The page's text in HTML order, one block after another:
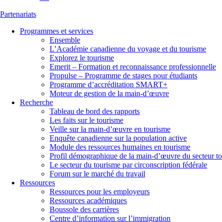
Partenariats
Programmes et services
Ensemble
L’Académie canadienne du voyage et du tourisme
Explorez le tourisme
Emerit – Formation et reconnaissance professionnelle
Propulse – Programme de stages pour étudiants
Programme d’accréditation SMART+
Moteur de gestion de la main-d’œuvre
Recherche
Tableau de bord des rapports
Les faits sur le tourisme
Veille sur la main-d’œuvre en tourisme
Enquête canadienne sur la population active
Module des ressources humaines en tourisme
Profil démographique de la main-d’œuvre du secteur
Le secteur du tourisme par circonscription fédérale
Forum sur le marché du travail
Ressources
Ressources pour les employeurs
Ressources académiques
Boussole des carrières
Centre d’information sur l’immigration